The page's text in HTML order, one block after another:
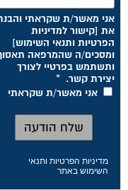
מדיניות הפרטיות ותנאי
השימוש באתר